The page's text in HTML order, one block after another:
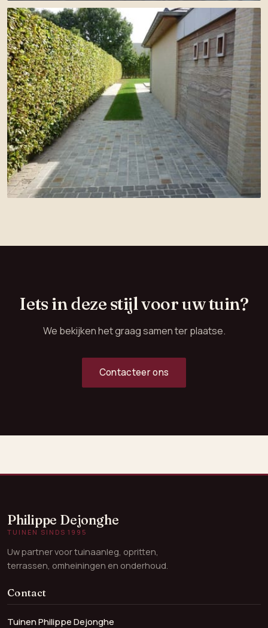
Iets in deze stijl voor uw tuin?
We bekijken het graag samen ter plaatse.
Contacteer ons
Philippe Dejonghe
TUINEN SINDS 1995
Uw partner voor tuinaanleg, opritten,
terrassen, omheiningen en onderhoud.
Contact
Tuinen Philippe Dejonghe